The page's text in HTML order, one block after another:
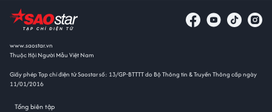
www.saostar.vn
Thuộc Hội Người Mẫu Việt Nam
Giấy phép Tạp chí điện tử Saostar số: 13/GP-BTTTT do Bộ Thông tin & Truyền Thông cấp ngày
11/01/2016
Tổng biên tập